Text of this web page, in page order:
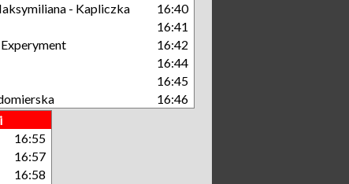
- Kapliczka
16:40
16:41
16:42
16:44
16:45
16:46
16:55
16:57
16:58